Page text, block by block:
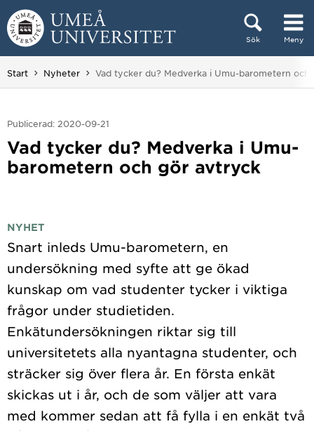
Hoppa direkt till innehållet
Sök Meny
Huvudmenyn dold.
Start Nyheter Du är här:
Vad tycker du? Medverka i Umu-barometern och
Publicerad: 2020-09-21
Vad tycker du? Medverka i Umu-
barometern och gör avtryck
NYHET
Snart inleds Umu-barometern, en
undersökning med syfte att ge ökad
kunskap om vad studenter tycker i viktiga
frågor under studietiden.
Enkätundersökningen riktar sig till
universitetets alla nyantagna studenter, och
sträcker sig över flera år. En första enkät
skickas ut i år, och de som väljer att vara
med kommer sedan att få fylla i en enkät två